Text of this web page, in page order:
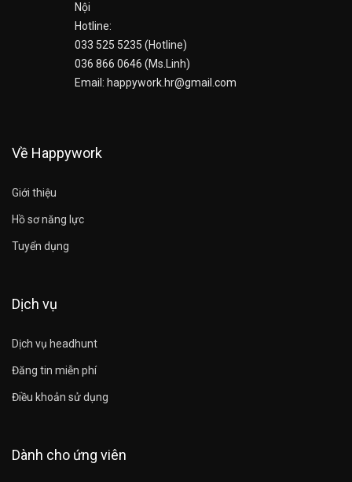
Nội
Hotline:
033 525 5235 (Hotline)
036 866 0646 (Ms.Linh)
Email: happywork.hr@gmail.com
Về Happywork
Giới thiệu
Hồ sơ năng lực
Tuyển dụng
Dịch vụ
Dịch vụ headhunt
Đăng tin miễn phí
Điều khoản sử dụng
Dành cho ứng viên